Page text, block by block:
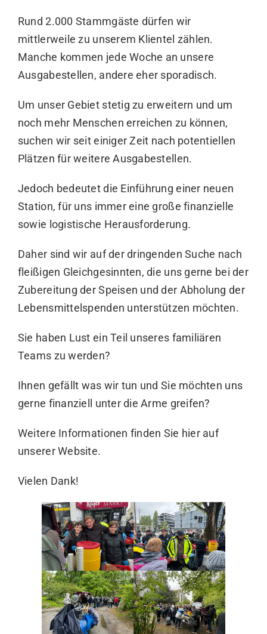
Rund 2.000 Stammgäste dürfen wir
mittlerweile zu unserem Klientel zählen.
Manche kommen jede Woche an unsere
Ausgabestellen, andere eher sporadisch.
Um unser Gebiet stetig zu erweitern und um
noch mehr Menschen erreichen zu können,
suchen wir seit einiger Zeit nach potentiellen
Plätzen für weitere Ausgabestellen.
Jedoch bedeutet die Einführung einer neuen
Station, für uns immer eine große finanzielle
sowie logistische Herausforderung.
Daher sind wir auf der dringenden Suche nach
fleißigen Gleichgesinnten, die uns gerne bei der
Zubereitung der Speisen und der Abholung der
Lebensmittelspenden unterstützen möchten.
Sie haben Lust ein Teil unseres familiären
Teams zu werden?
Ihnen gefällt was wir tun und Sie möchten uns
gerne finanziell unter die Arme greifen?
Weitere Informationen finden Sie hier auf
unserer Website.
Vielen Dank!